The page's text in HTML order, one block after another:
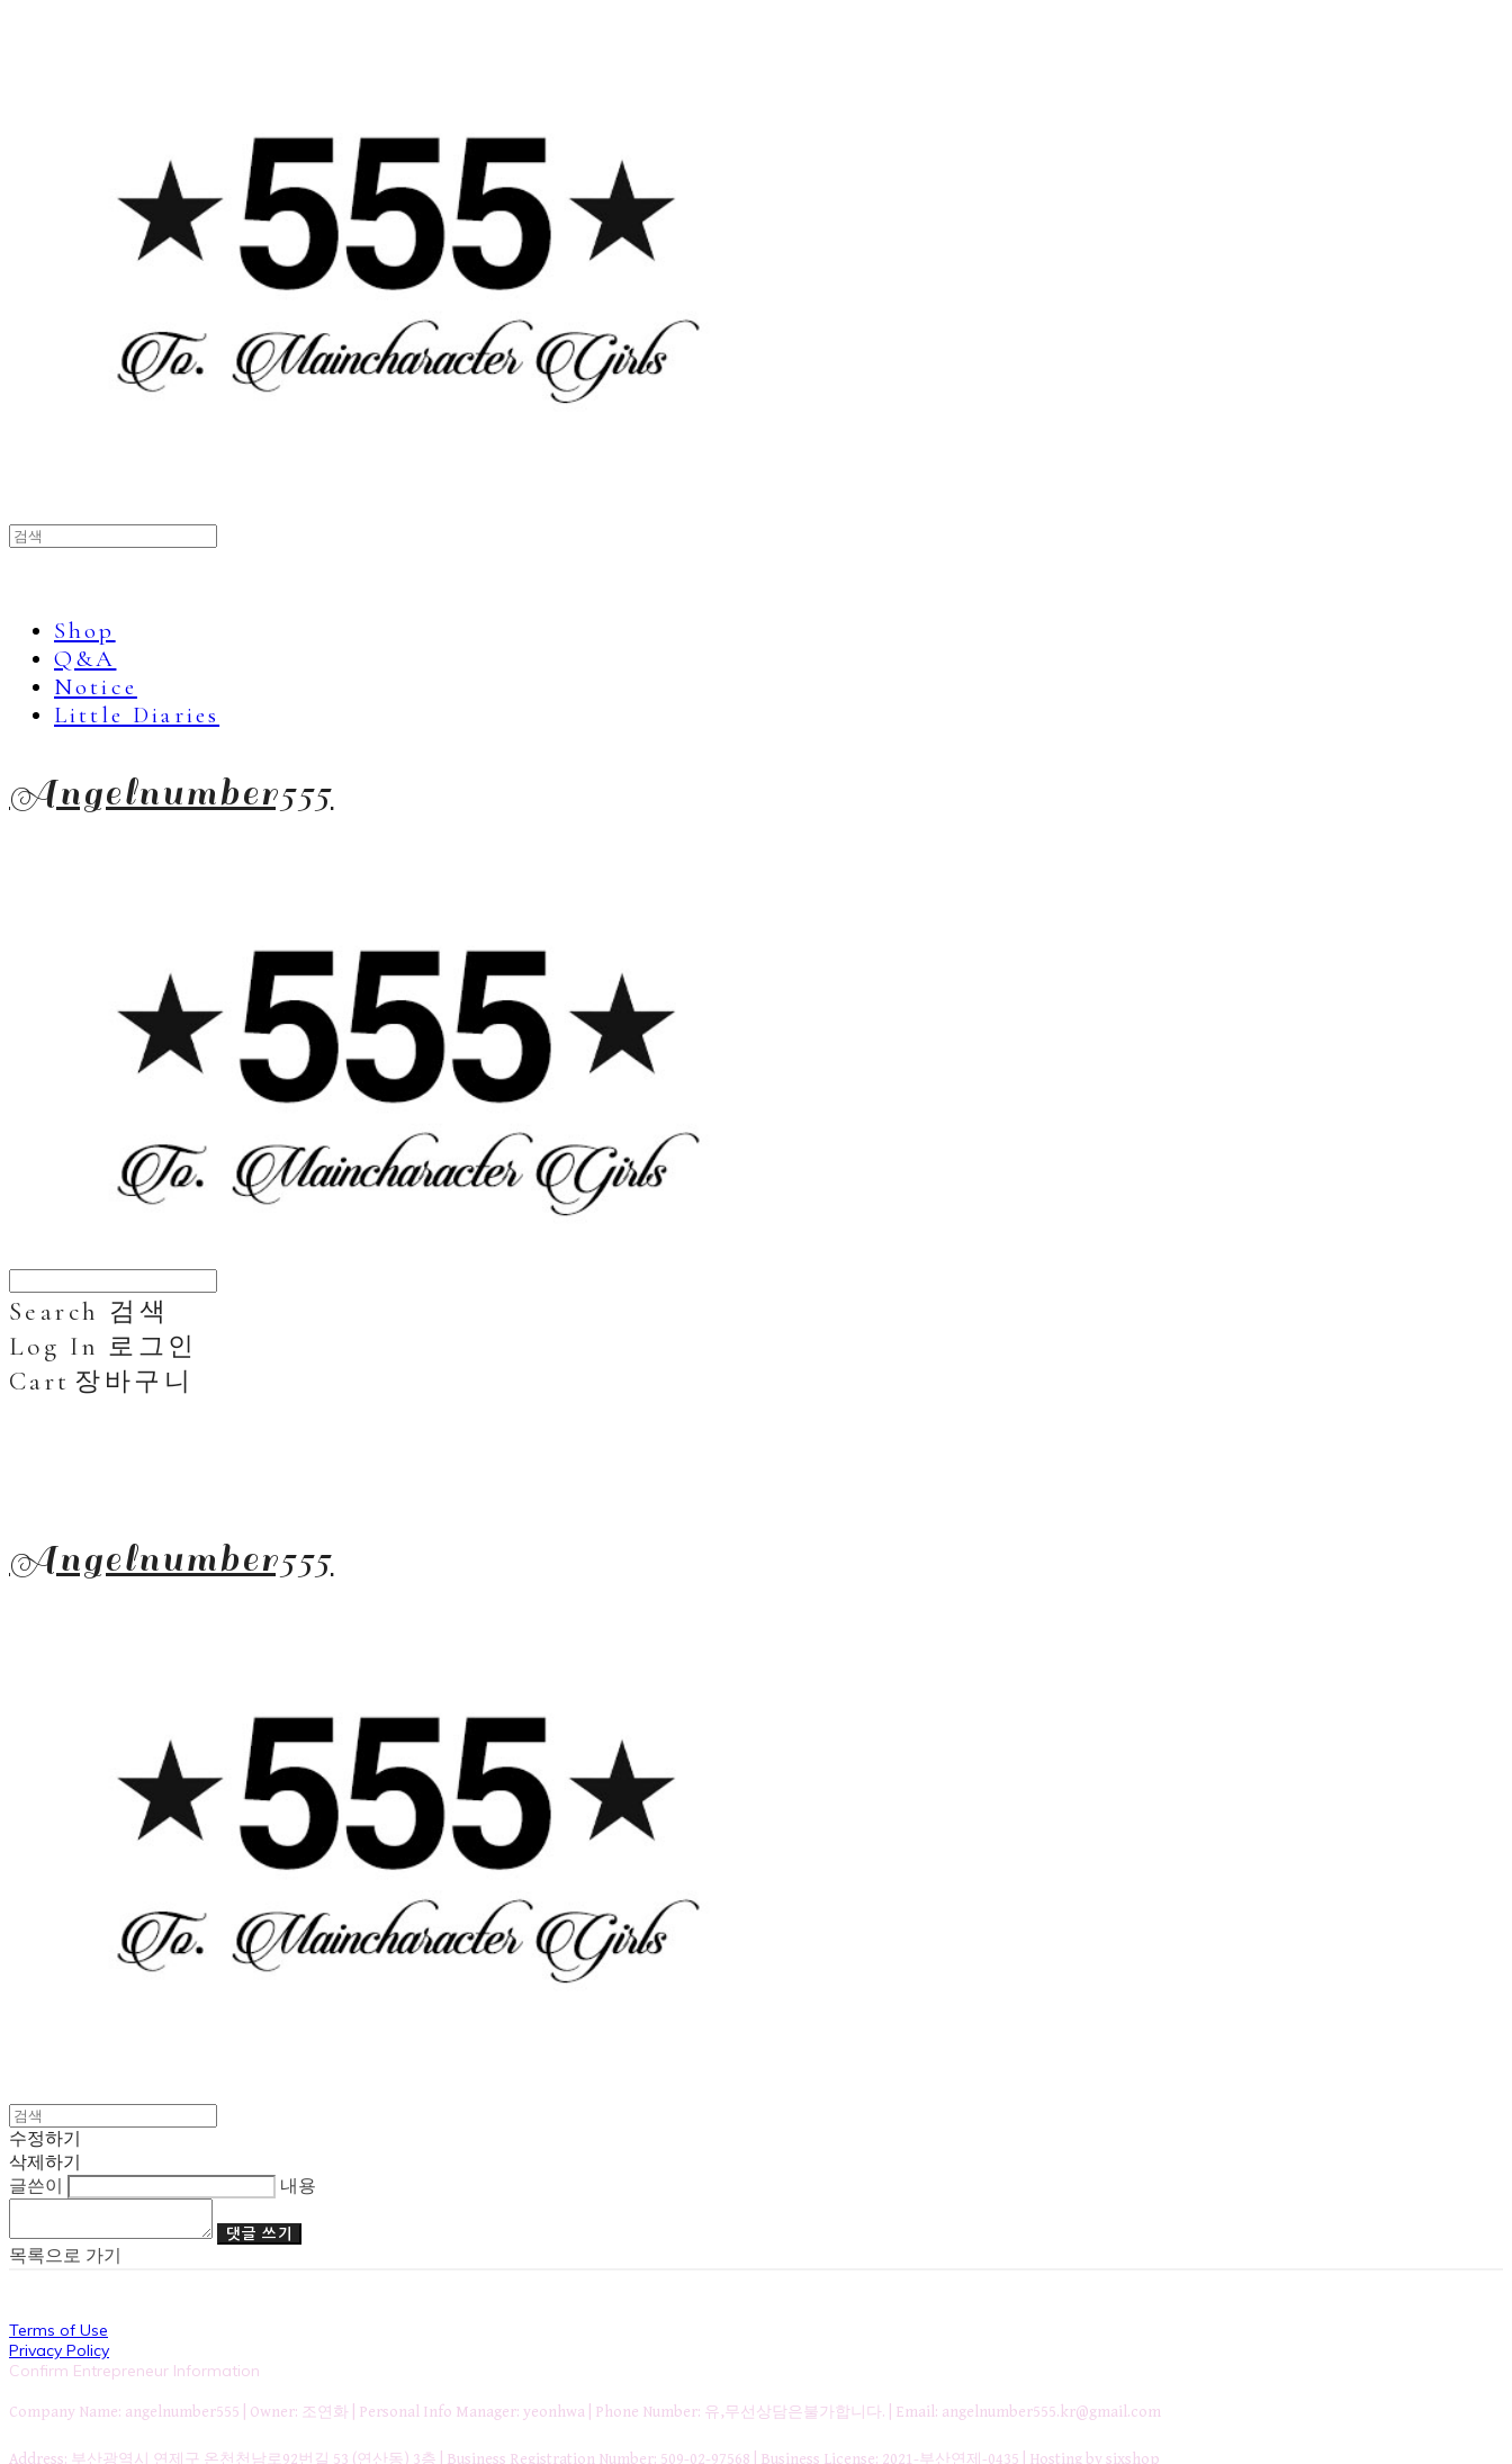
Shop
Q&A
Notice
Little Diaries
Angelnumber555
Search 검색
Log In 로그인
Cart 장바구니
Angelnumber555
수정하기
삭제하기
글쓴이
내용
댓글 쓰기
목록으로 가기
Terms of Use
Privacy Policy
Confirm Entrepreneur Information
Company Name: angelnumber555 | Owner: 조연화 | Personal Info Manager: yeonhwa | Phone Number: 유,무선상담은불가합니다. | Email: angelnumber555.kr@gmail.com
Address: 부산광역시 연제구 온천천남로92번길 53 (연산동) 3층 | Business Registration Number: 509-02-97568 | Business License: 2021-부산연제-0435 | Hosting by sixshop